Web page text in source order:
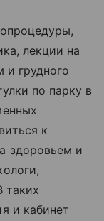
лекции на
и грудного
по парку в
к
здоровьем и
таких
и кабинет